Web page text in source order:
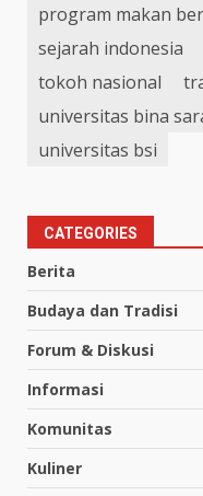
program makan
sejarah indonesia
tokoh nasional
universitas bina
universitas bsi
CATEGORIES
Berita
Budaya dan Tradisi
Forum & Diskusi
Informasi
Komunitas
Kuliner